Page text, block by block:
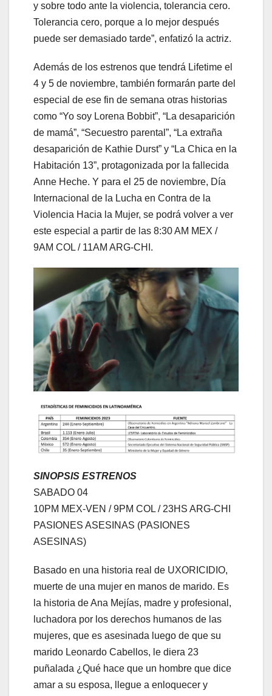
y sobre todo ante la violencia, tolerancia cero.
Tolerancia cero, porque a lo mejor después
puede ser demasiado tarde”, enfatizó la actriz.
Además de los estrenos que tendrá Lifetime el
4 y 5 de noviembre, también formarán parte del
especial de ese fin de semana otras historias
como “Yo soy Lorena Bobbit”, “La desaparición
de mamá”, “Secuestro parental”, “La extraña
desaparición de Kathie Durst” y “La Chica en la
Habitación 13”, protagonizada por la fallecida
Anne Heche. Y para el 25 de noviembre, Día
Internacional de la Lucha en Contra de la
Violencia Hacia la Mujer, se podrá volver a ver
este especial a partir de las 8:30 AM MEX /
9AM COL / 11AM ARG-CHI.
SINOPSIS ESTRENOS
SABADO 04
10PM MEX-VEN / 9PM COL / 23HS ARG-CHI
PASIONES ASESINAS (PASIONES
ASESINAS)
Basado en una historia real de UXORICIDIO,
muerte de una mujer en manos de marido. Es
la historia de Ana Mejías, madre y profesional,
luchadora por los derechos humanos de las
mujeres, que es asesinada luego de que su
marido Leonardo Cabellos, le diera 23
puñalada ¿Qué hace que un hombre que dice
amar a su esposa, llegue a enloquecer y